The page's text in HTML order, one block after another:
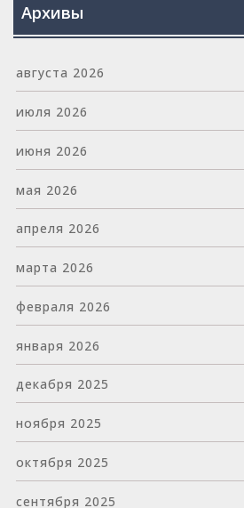
Архивы
августа 2026
июля 2026
июня 2026
мая 2026
апреля 2026
марта 2026
февраля 2026
января 2026
декабря 2025
ноября 2025
октября 2025
сентября 2025